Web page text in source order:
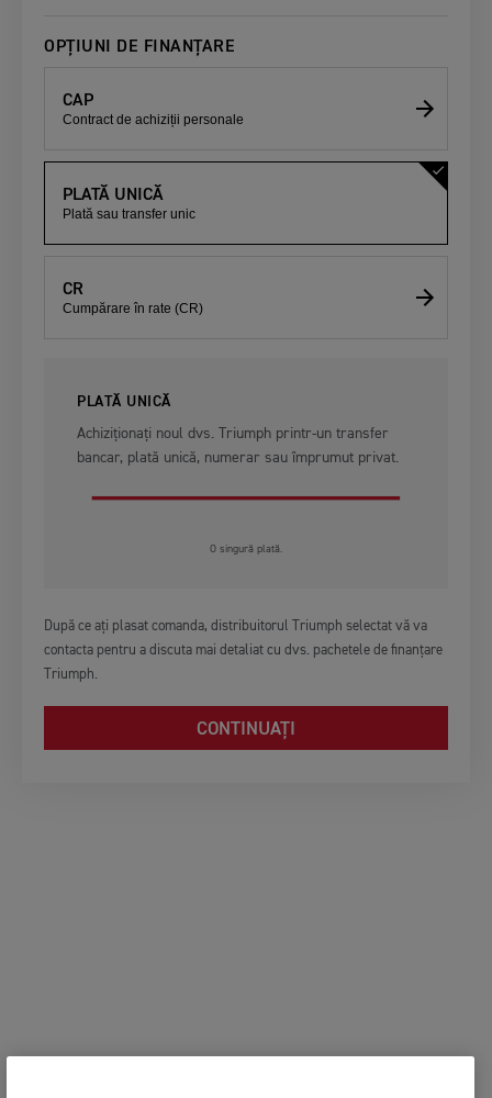
OPȚIUNI DE FINANȚARE
CAP
Contract de achiziții personale
PLATĂ UNICĂ
Plată sau transfer unic
CR
Cumpărare în rate (CR)
PLATĂ UNICĂ
Achiziționați noul dvs. Triumph printr-un transfer
bancar, plată unică, numerar sau împrumut privat.
O singură plată.
După ce ați plasat comanda, distribuitorul Triumph selectat vă va
contacta pentru a discuta mai detaliat cu dvs. pachetele de finanțare
Triumph.
CONTINUAȚI